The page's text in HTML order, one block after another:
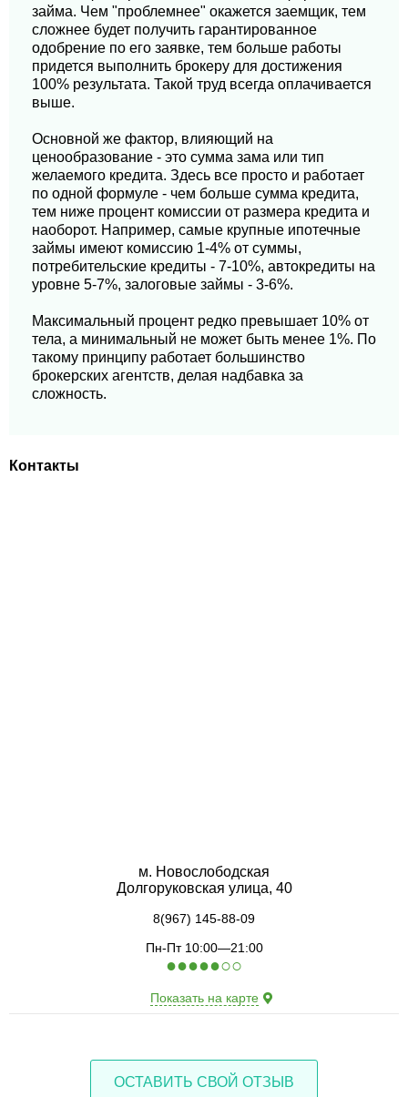
займа. Чем "проблемнее" окажется заемщик, тем
сложнее будет получить гарантированное
одобрение по его заявке, тем больше работы
придется выполнить брокеру для достижения
100% результата. Такой труд всегда оплачивается
выше.
Основной же фактор, влияющий на
ценообразование - это сумма зама или тип
желаемого кредита. Здесь все просто и работает
по одной формуле - чем больше сумма кредита,
тем ниже процент комиссии от размера кредита и
наоборот. Например, самые крупные ипотечные
займы имеют комиссию 1-4% от суммы,
потребительские кредиты - 7-10%, автокредиты на
уровне 5-7%, залоговые займы - 3-6%.
Максимальный процент редко превышает 10% от
тела, а минимальный не может быть менее 1%. По
такому принципу работает большинство
брокерских агентств, делая надбавка за
сложность.
Контакты
м. Новослободская
Долгоруковская улица, 40
8(967) 145-88-09
Пн-Пт 10:00—21:00
●●●●●○○
Показать на карте
ОСТАВИТЬ СВОЙ ОТЗЫВ